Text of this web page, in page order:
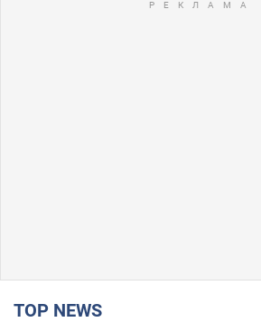
TOP NEWS